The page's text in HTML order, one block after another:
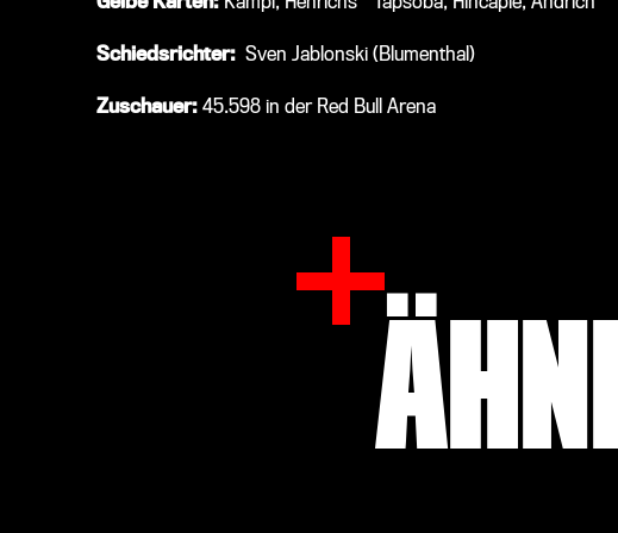
Schiedsrichter:Sven Jablonski (Blumenthal)
Zuschauer:45.598 in der Red Bull Arena